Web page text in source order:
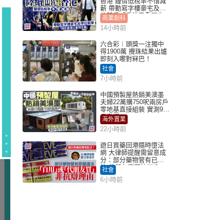
薪 帶動寫字樓豪宅及學
位競爭「香港已重現生
機」
商業創科
14小時前
六合彩︱頭獎一注獨中
得1900萬 攪珠結果出爐
即刻入嚟對冧巴！
社會
7小時前
中國預製屋熱銷美澳墨
夫婦22萬購750呎兩房戶
零地基直接組裝 實測9個
月激讚
海外置業
22小時前
遊日買藥回港隨時墮法
網 大律師提醒需留意成
分：部分藥物管有已違
法 代朋友買可抗辯？
社會
6小時前